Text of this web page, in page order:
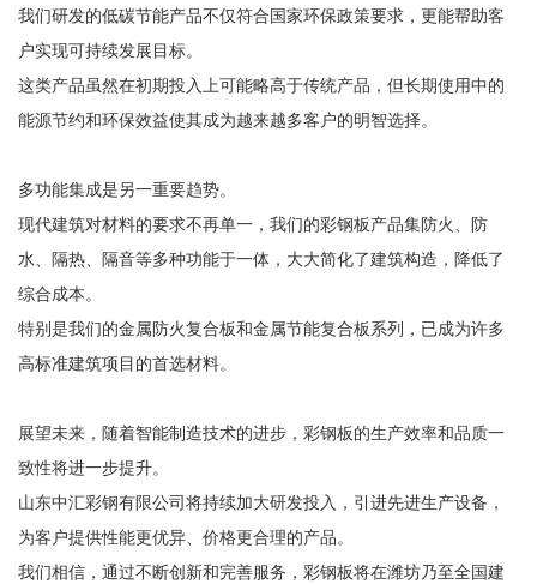
我们研发的低碳节能产品不仅符合国家环保政策要求，更能帮助客
户实现可持续发展目标。
这类产品虽然在初期投入上可能略高于传统产品，但长期使用中的
能源节约和环保效益使其成为越来越多客户的明智选择。
多功能集成是另一重要趋势。
现代建筑对材料的要求不再单一，我们的彩钢板产品集防火、防
水、隔热、隔音等多种功能于一体，大大简化了建筑构造，降低了
综合成本。
特别是我们的金属防火复合板和金属节能复合板系列，已成为许多
高标准建筑项目的首选材料。
展望未来，随着智能制造技术的进步，彩钢板的生产效率和品质一
致性将进一步提升。
山东中汇彩钢有限公司将持续加大研发投入，引进先进生产设备，
为客户提供性能更优异、价格更合理的产品。
我们相信，通过不断创新和完善服务，彩钢板将在潍坊乃至全国建